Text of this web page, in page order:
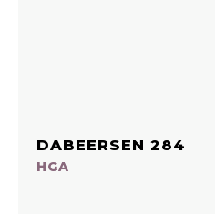
DABEERSEN 284
HGA